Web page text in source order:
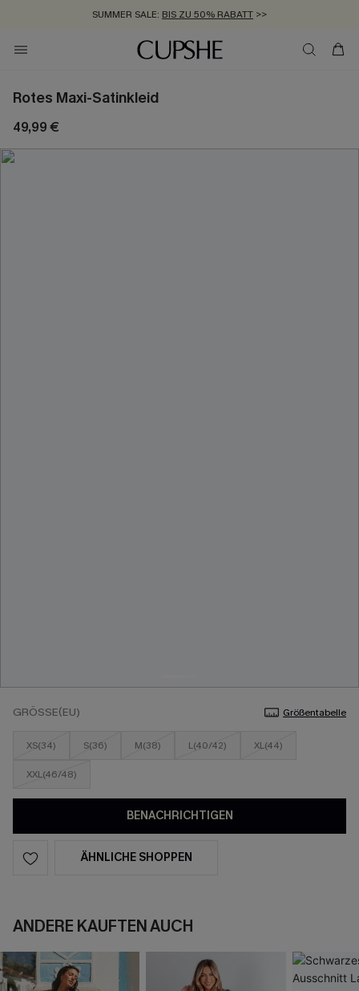
SUMMER SALE: BIS ZU 50% RABATT >>
ZUM NEWSLETTER:BIS ZU -20% EXTRA ERHALTEN
KOSTENLOSER VERSAND AB 89 €
Rotes Maxi-Satinkleid
49,99 €
GRÖSSE(EU) Größentabelle
XS(34) S(36) M(38) L(40/42) XL(44)
XXL(46/48)
BENACHRICHTIGEN
ÄHNLICHE SHOPPEN
ANDERE KAUFTEN AUCH